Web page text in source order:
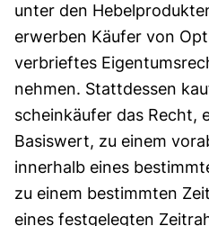
unter den
erwerben Käufer von
verbrieftes
nehmen. Statt­dessen
scheinkäufer das Recht,
Basiswert, zu einem
innerhalb eines
zu einem bestimmten
eines festgelegten